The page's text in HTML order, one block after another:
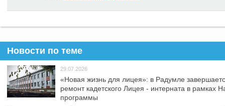
Новости по теме
29.07.2026
«Новая жизнь для лицея»: в Радумле
ремонт кадетского Лицея - интерната в рамках
программы